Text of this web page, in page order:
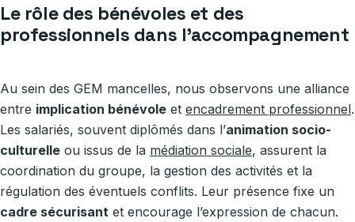
Le rôle des bénévoles et des
professionnels dans l’accompagnement
Au sein des GEM mancelles, nous observons une alliance
entre implication bénévole et encadrement professionnel.
Les salariés, souvent diplômés dans l’animation socio-
culturelle ou issus de la médiation sociale, assurent la
coordination du groupe, la gestion des activités et la
régulation des éventuels conflits. Leur présence fixe un
cadre sécurisant et encourage l’expression de chacun.